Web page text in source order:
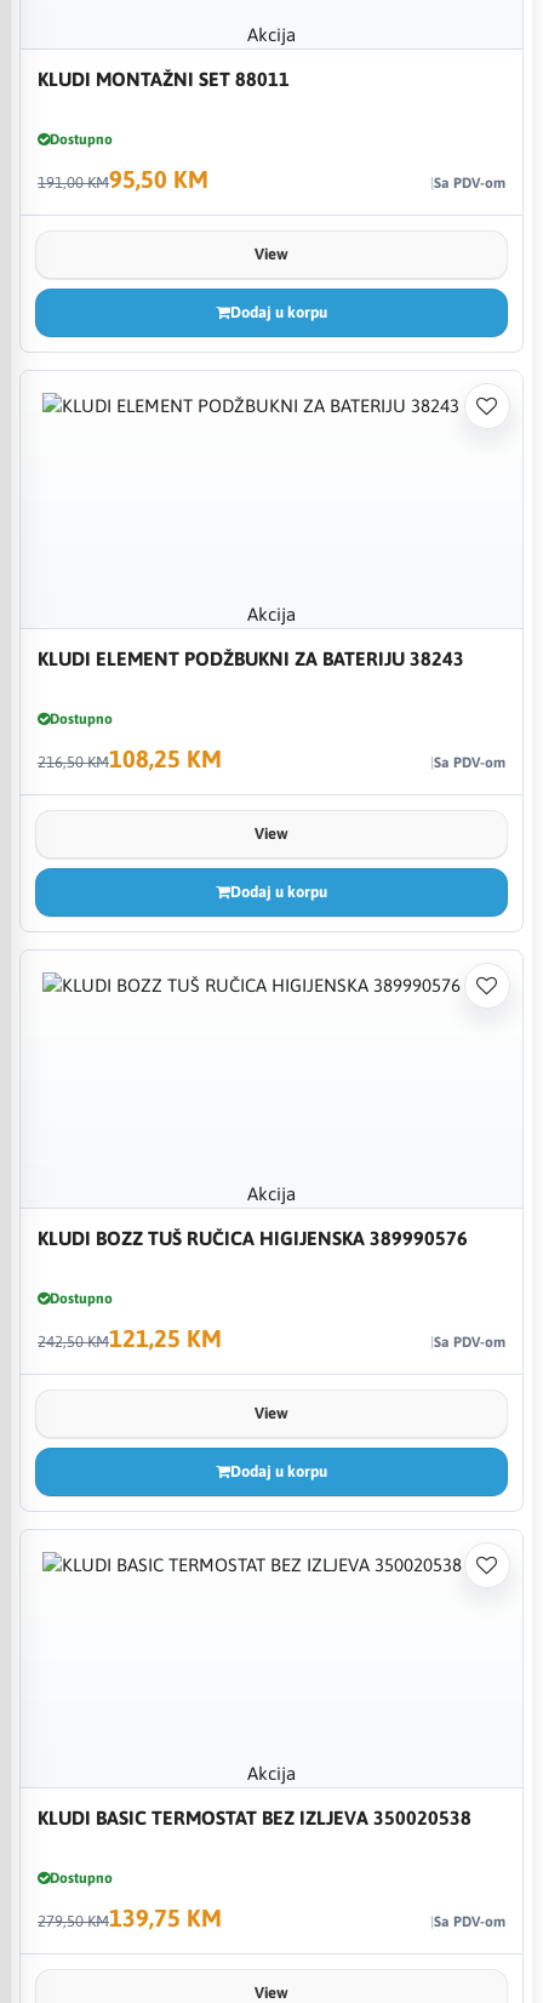
Akcija
KLUDI MONTAŽNI SET 88011
Dostupno
191,00 KM95,50 KM Sa PDV-om
View
Dodaj u korpu
Akcija
KLUDI ELEMENT PODŽBUKNI ZA BATERIJU 38243
Dostupno
216,50 KM108,25 KM Sa PDV-om
View
Dodaj u korpu
Akcija
KLUDI BOZZ TUŠ RUČICA HIGIJENSKA 389990576
Dostupno
242,50 KM121,25 KM Sa PDV-om
View
Dodaj u korpu
Akcija
KLUDI BASIC TERMOSTAT BEZ IZLJEVA 350020538
Dostupno
279,50 KM139,75 KM Sa PDV-om
View